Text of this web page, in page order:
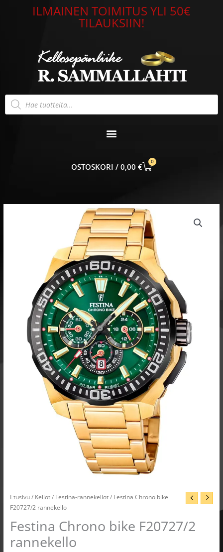
ILMAINEN TOIMITUS YLI 50€
TILAUKSIIN!
Products
search
0,00 €
0
CART
Etusivu/ Kellot/ Festina-rannekellot/ Festina Chrono bike
F20727/2 rannekello
Festina Chrono bike F20727/2
rannekello